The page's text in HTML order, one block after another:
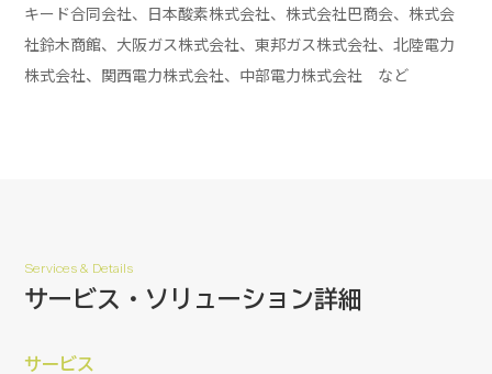
キード合同会社、日本酸素株式会社、株式会社巴商会、株式会
社鈴木商館、大阪ガス株式会社、東邦ガス株式会社、北陸電力
株式会社、関西電力株式会社、中部電力株式会社 など
Services & Details
サービス・ソリューション詳細
サービス